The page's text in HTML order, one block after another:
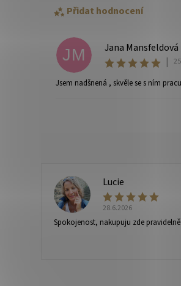
Přidat hodnocení
JM
Jana Mansfeldová
|
Jsem nadšnená , skvěle se s ním
L
Lucie
28.6.2026
Spokojenost, nakupuju zde pravidelně.